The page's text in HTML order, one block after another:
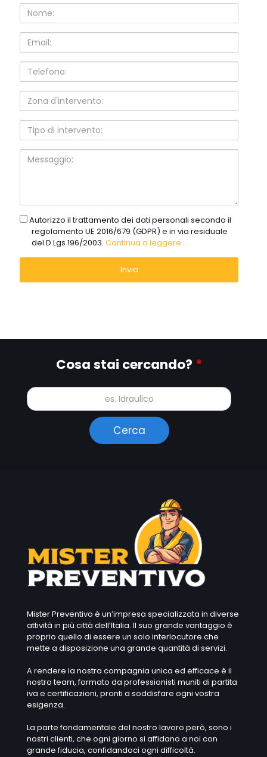
Nome:
Email:
Telefono:
Zona
d'intervento:
Tipo
intervento:
Messaggio:
gdprAutorizzo il trattamento dei dati personali secondo il
regolamento UE 2016/679 (GDPR) e in via residuale
del D.Lgs 196/2003. Continua a leggere...
Cosa stai cercando? *
Mister Preventivo è un’impresa specializzata in diverse
attività in più città dell’Italia. Il suo grande vantaggio è
proprio quello di essere un solo interlocutore che
mette a disposizione una grande quantità di servizi.
A rendere la nostra compagnia unica ed efficace è il
nostro team, formato da professionisti muniti di partita
iva e certificazioni, pronti a soddisfare ogni vostra
esigenza.
La parte fondamentale del nostro lavoro però, sono i
nostri clienti, che ogni giorno si affidano a noi con
grande fiducia, confidandoci ogni difficoltà.